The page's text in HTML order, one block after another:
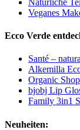
Veganes
Ecco Verde
Santé –
Alkemilla
Organic
bjobj Lip
Family 3in1
Neuheiten: